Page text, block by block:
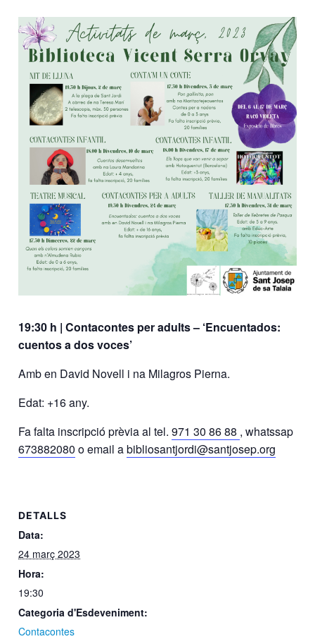
19:30 h | Contacontes per adults – ‘Encuentados:
cuentos a dos voces’
Amb en David Novell i na Milagros Pierna.
Edat: +16 any.
Fa falta inscripció prèvia al tel.971 30 86 88 , whatssap
673882080 o email abibliosantjordi@santjosep.org
DETALLS
Data:
24 març 2023
Hora:
19:30
Categoria d'Esdeveniment:
Contacontes